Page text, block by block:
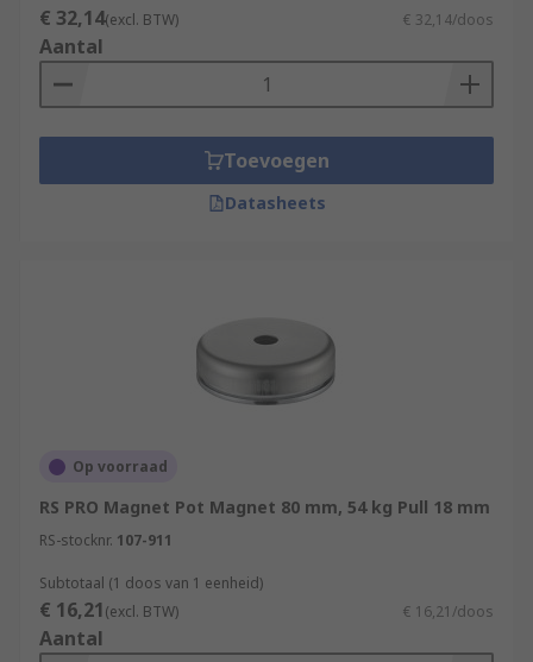
€ 32,14(excl. BTW) € 32,14/doos
Aantal
Toevoegen
Datasheets
Op voorraad
RS PRO Magnet Pot Magnet 80 mm, 54 kg Pull 18 mm
RS-stocknr. 107-911
Subtotaal (1 doos van 1 eenheid)
€ 16,21(excl. BTW) € 16,21/doos
Aantal